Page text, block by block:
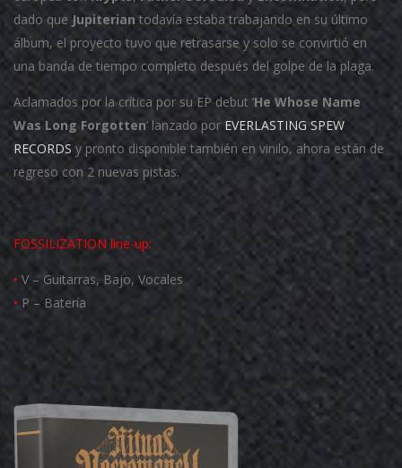
dado que Jupiterian todavía estaba trabajando en su último
álbum, el proyecto tuvo que retrasarse y solo se convirtió en
una banda de tiempo completo después del golpe de la plaga.
Aclamados por la crítica por su EP debut ‘He Whose Name
Was Long Forgotten‘ lanzado porEVERLASTING SPEW
RECORDS y pronto disponible también en vinilo, ahora están de
regreso con 2 nuevas pistas.
FOSSILIZATION line-up:
• V – Guitarras, Bajo, Vocales
• P – Batería